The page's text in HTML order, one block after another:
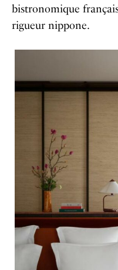
bistronomique
rigueur nippone.